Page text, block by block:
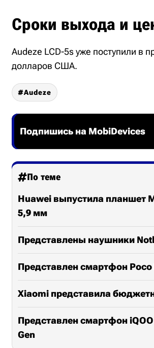
Сроки выхода и
Audeze LCD-5s уже поступили в
долларов США.
Audeze
Подпишись на MobiDevices
По теме
Huawei выпустила планшет
5,9 мм
Представлены наушники
Представлен смартфон Poco
Xiaomi представила
Представлен смартфон iQOO
Gen